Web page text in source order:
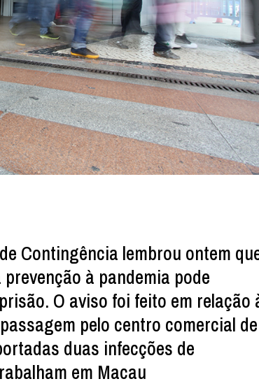
Contingência lembrou ontem
à pandemia pode
O aviso foi feito em relação
pelo centro comercial de
duas infecções de
em Macau